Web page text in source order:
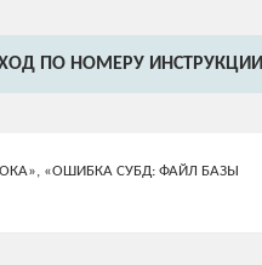
ПО НОМЕРУ ИНСТРУКЦИИ
«ОШИБКА СУБД: ФАЙЛ БАЗЫ